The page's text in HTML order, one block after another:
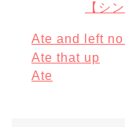
【シ
Ate and left
Ate that up
Ate